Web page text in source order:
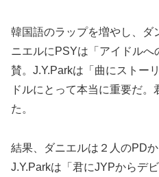
韓国語のラップを増やし、ダ
ニエルにPSYは「アイドルへ
賛。J.Y.Parkは「曲にストー
ドルにとって本当に重要だ
た。
結果、ダニエルは２人のPDか
J.Y.Parkは「君にJYPからデ